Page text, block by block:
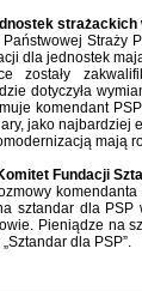
strażackich
Straży
dla jednostek
zostały
dotyczyła
komendant
jako najbardziej
mają
Fundacji
sztandar dla
Pieniądze na
dla PSP”.